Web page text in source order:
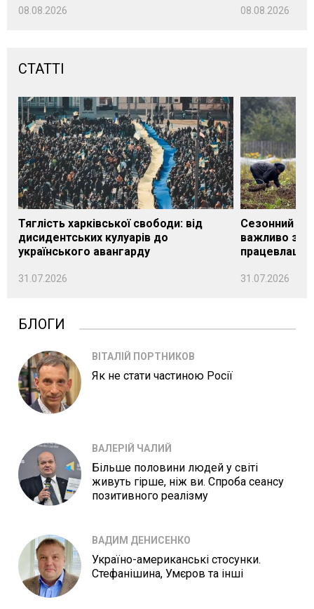
08.08.2026 08.08.2026
СТАТТІ
Тяглість харківської свободи: від
дисидентських кулуарів до
українського авангарду
31.07.2026
Сезонний
важливо
31.07.2026
БЛОГИ
ВІТАЛІЙ ПОРТНИКОВ
Як не стати частиною Росії
ВАЛЕРІЙ ЧАЛИЙ
Більше половини людей у світі
живуть гірше, ніж ви. Спроба сеансу
позитивного реалізму
ВАДИМ ДЕНИСЕНКО
Україно-американські стосунки.
Стефанішина, Умєров та інші